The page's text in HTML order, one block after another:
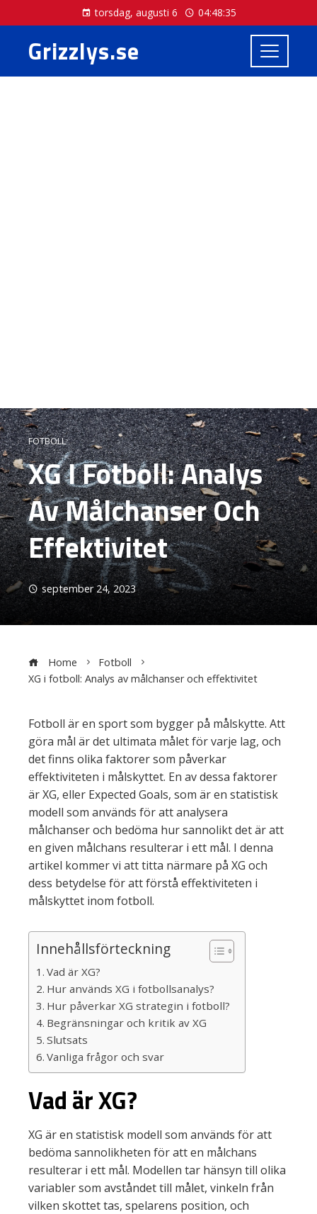
torsdag, augusti 6 04:48:36
Grizzlys.se
FOTBOLL
XG I Fotboll: Analys
Av Målchanser Och
Effektivitet
september 24, 2023
Home
Fotboll
XG i fotboll: Analys av målchanser och effektivitet
Fotboll är en sport som bygger på målskytte. Att
göra mål är det ultimata målet för varje lag, och
det finns olika faktorer som påverkar
effektiviteten i målskyttet. En av dessa faktorer
är XG, eller Expected Goals, som är en statistisk
modell som används för att analysera
målchanser och bedöma hur sannolikt det är att
en given målchans resulterar i ett mål. I denna
artikel kommer vi att titta närmare på XG och
dess betydelse för att förstå effektiviteten i
målskyttet inom fotboll.
Innehållsförteckning
Vad är XG?
Hur används XG i fotbollsanalys?
Hur påverkar XG strategin i fotboll?
Begränsningar och kritik av XG
Slutsats
Vanliga frågor och svar
Vad är XG?
XG är en statistisk modell som används för att
bedöma sannolikheten för att en målchans
resulterar i ett mål. Modellen tar hänsyn till olika
variabler som avståndet till målet, vinkeln från
vilken skottet tas, spelarens position, och